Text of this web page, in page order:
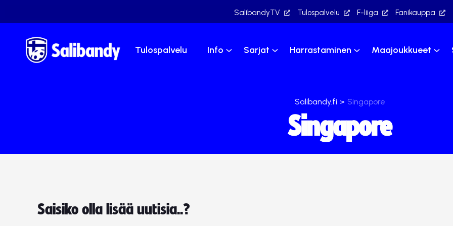
SalibandyTV Tulospalvelu F-liiga Fanikauppa
Tulospalvelu Info Sarjat Harrastaminen Maajoukkueet
Salibandy.fi > Singapore
Singapore
Saisiko olla lisää uutisia..?